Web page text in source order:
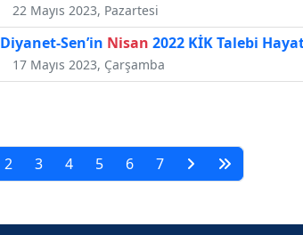
22 Mayıs 2023, Pazartesi
Diyanet-Sen’in Nisan 2022 KİK Talebi
17 Mayıs 2023, Çarşamba
2 3 4 5 6 7